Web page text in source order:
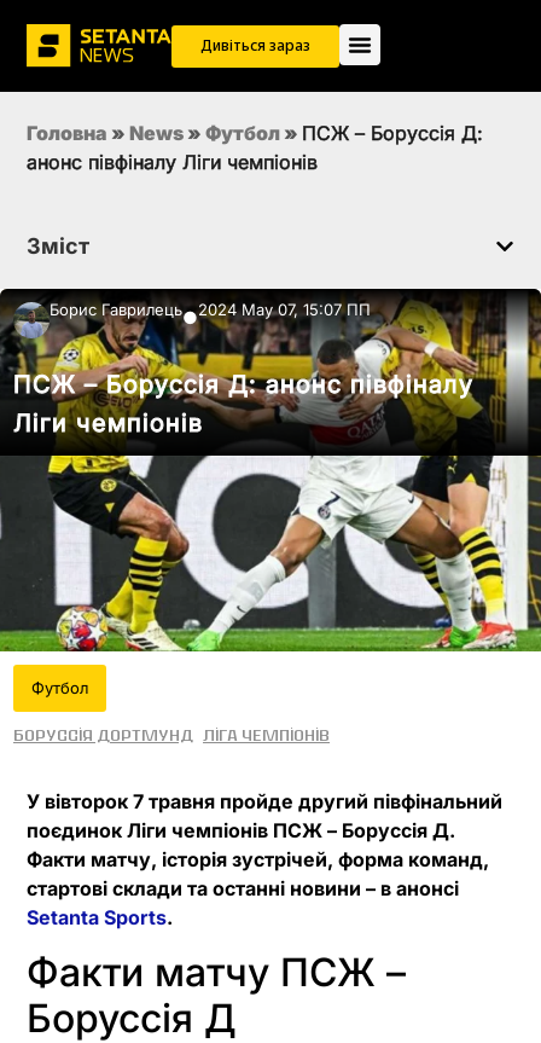
Дивіться зараз
Головна » News » Футбол » ПСЖ – Боруссія Д:
анонс півфіналу Ліги чемпіонів
Зміст
Борис Гаврилець●2024 May 07, 15:07 ПП
ПСЖ – Боруссія Д: анонс півфіналу
Ліги чемпіонів
Футбол
Боруссія Дортмунд Ліга чемпіонів
У вівторок 7 травня пройде другий півфінальний
поєдинок Ліги чемпіонів ПСЖ – Боруссія Д.
Факти матчу, історія зустрічей, форма команд,
стартові склади та останні новини – в анонсі
Setanta Sports.
Факти матчу ПСЖ –
Боруссія Д